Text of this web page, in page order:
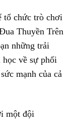
tổ chức trò chơi
Thuyền Trên
những trải
về sự phối
mạnh của cả
một đội